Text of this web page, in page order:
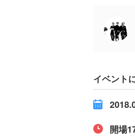
イベント
開場